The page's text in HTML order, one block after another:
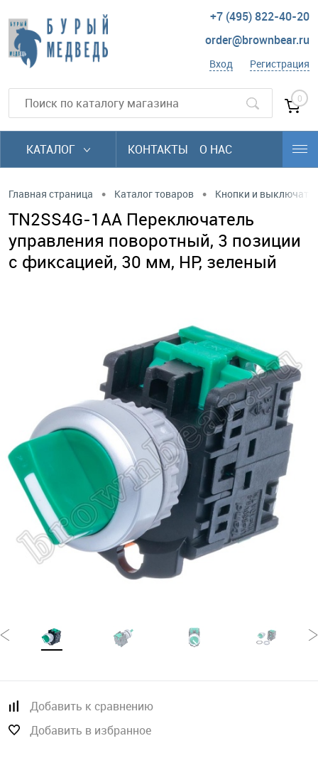
+7 (495) 822-40-20
order@brownbear.ru
Вход Регистрация
0
КАТАЛОГ КОНТАКТЫ О НАС
Главная страница • Каталог товаров • Кнопки и
TN2SS4G-1AA Переключатель
управления поворотный, 3 позиции
с фиксацией, 30 мм, НP, зеленый
Добавить к сравнению
Добавить в избранное